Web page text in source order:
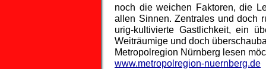
noch die weichen Faktoren, die
allen Sinnen. Zentrales und doch
urig-kultivierte Gastlichkeit, ein
Weiträumige und doch
Metropolregion Nürnberg lesen
www.metropolregion-nuernberg.de